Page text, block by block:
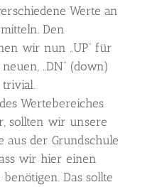
Werte an
Den
wir nun „UP“ für
„DN“ (down)
Wertebereiches
sollten wir unsere
aus der Grundschule
wir hier einen
Das sollte